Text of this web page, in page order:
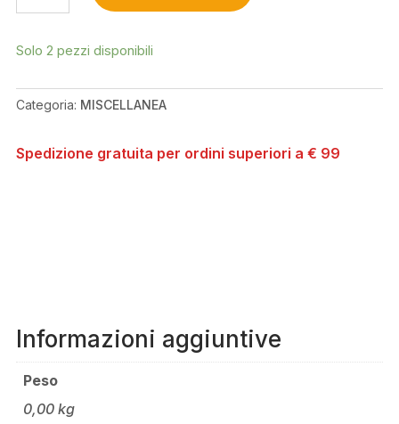
400C
SMART
QUANTITÀ
Solo 2 pezzi disponibili
Categoria: MISCELLANEA
Spedizione gratuita per ordini superiori a € 99
Informazioni aggiuntive
Peso
0,00 kg